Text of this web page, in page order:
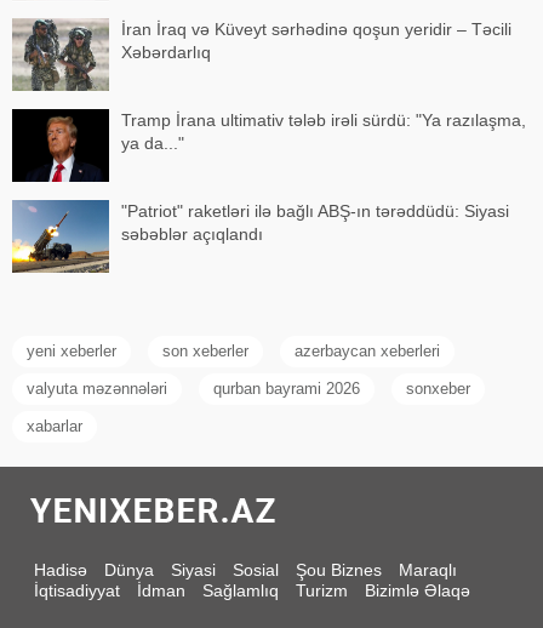
İran İraq və Küveyt sərhədinə qoşun yeridir – Təcili
Xəbərdarlıq
Tramp İrana ultimativ tələb irəli sürdü: "Ya razılaşma,
ya da..."
"Patriot" raketləri ilə bağlı ABŞ-ın tərəddüdü: Siyasi
səbəblər açıqlandı
yeni xeberler son xeberler azerbaycan xeberleri
valyuta məzənnələri qurban bayrami 2026 sonxeber
xabarlar
Hadisə Dünya Siyasi Sosial Şou Biznes
Maraqlı
İqtisadiyyat
İdman Sağlamlıq Turizm Bizimlə Əlaqə